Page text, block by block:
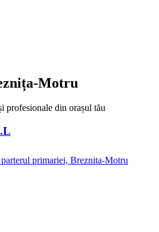
Motru
profesionale din orașul tău
primariei, Breznita-Motru